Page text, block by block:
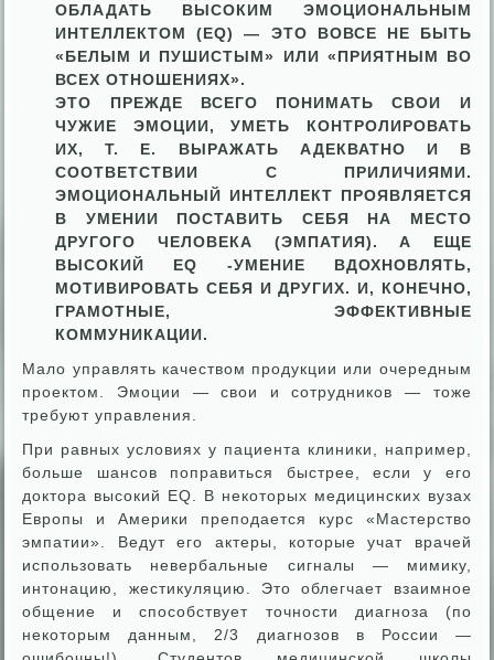
ОБЛАДАТЬ ВЫСОКИМ ЭМОЦИОНАЛЬНЫМ
ИНТЕЛЛЕКТОМ (EQ) — ЭТО ВОВСЕ НЕ БЫТЬ
«БЕЛЫМ И ПУШИСТЫМ» ИЛИ «ПРИЯТНЫМ ВО
ВСЕХ ОТНОШЕНИЯХ».
ЭТО ПРЕЖДЕ ВСЕГО ПОНИМАТЬ СВОИ И
ЧУЖИЕ ЭМОЦИИ, УМЕТЬ КОНТРОЛИРОВАТЬ
ИХ, Т. Е. ВЫРАЖАТЬ АДЕКВАТНО И В
СООТВЕТСТВИИ С ПРИЛИЧИЯМИ.
ЭМОЦИОНАЛЬНЫЙ ИНТЕЛЛЕКТ ПРОЯВЛЯЕТСЯ
В УМЕНИИ ПОСТАВИТЬ СЕБЯ НА МЕСТО
ДРУГОГО ЧЕЛОВЕКА (ЭМПАТИЯ). А ЕЩЕ
ВЫСОКИЙ EQ -УМЕНИЕ ВДОХНОВЛЯТЬ,
МОТИВИРОВАТЬ СЕБЯ И ДРУГИХ. И, КОНЕЧНО,
ГРАМОТНЫЕ, ЭФФЕКТИВНЫЕ
КОММУНИКАЦИИ.
Мало управлять качеством продукции или очередным
проектом. Эмоции — свои и сотрудников — тоже
требуют управления.
При равных условиях у пациента клиники, например,
больше шансов поправиться быстрее, если у его
доктора высокий EQ. В некоторых медицинских вузах
Европы и Америки преподается курс «Мастерство
эмпатии». Ведут его актеры, которые учат врачей
использовать невербальные сигналы — мимику,
интонацию, жестикуляцию. Это облегчает взаимное
общение и способствует точности диагноза (по
некоторым данным, 2/3 диагнозов в России —